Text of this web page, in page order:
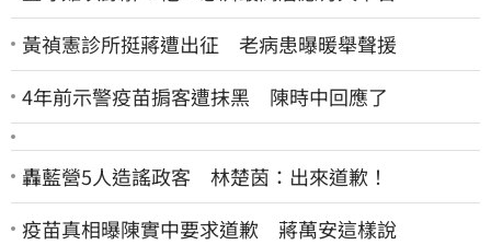
黃禎憲診所挺蔣遭出征 老病患曝暖舉聲援
4年前示警疫苗掮客遭抹黑 陳時中回應了
轟藍營5人造謠政客 林楚茵：出來道歉！
疫苗真相曝陳實中要求道歉 蔣萬安這樣說